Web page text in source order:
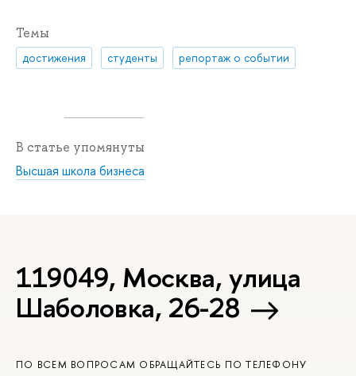
Темы
достижения студенты репортаж о событии
В статье упомянуты
Высшая школа бизнеса
119049, Москва, улица
Шаболовка, 26-28
ПО ВСЕМ ВОПРОСАМ ОБРАЩАЙТЕСЬ ПО ТЕЛЕФОНУ